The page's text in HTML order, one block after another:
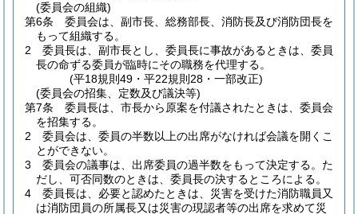
(委員会の組織)
第6条
委員会は、副市長、総務部長、消防長及び消防団長を
もって組織する。
2
委員長は、副市長とし、委員長に事故があるときは、委員
長の命ずる委員が臨時にその職務を代理する。
(平18規則49・平22規則28・一部改正)
(委員会の招集、定数及び議決等)
第7条
委員長は、市長から原案を付議されたときは、委員会
を招集する。
2
委員会は、委員の半数以上の出席がなければ会議を開くこ
とができない。
3
委員会の議事は、出席委員の過半数をもって決定する。 た
だし、可否同数のときは、委員長の決するところによる。
4
委員長は、必要と認めたときは、災害を受けた消防職員又
は消防団員の所属長又は災害の現認者等の出席を求めて災